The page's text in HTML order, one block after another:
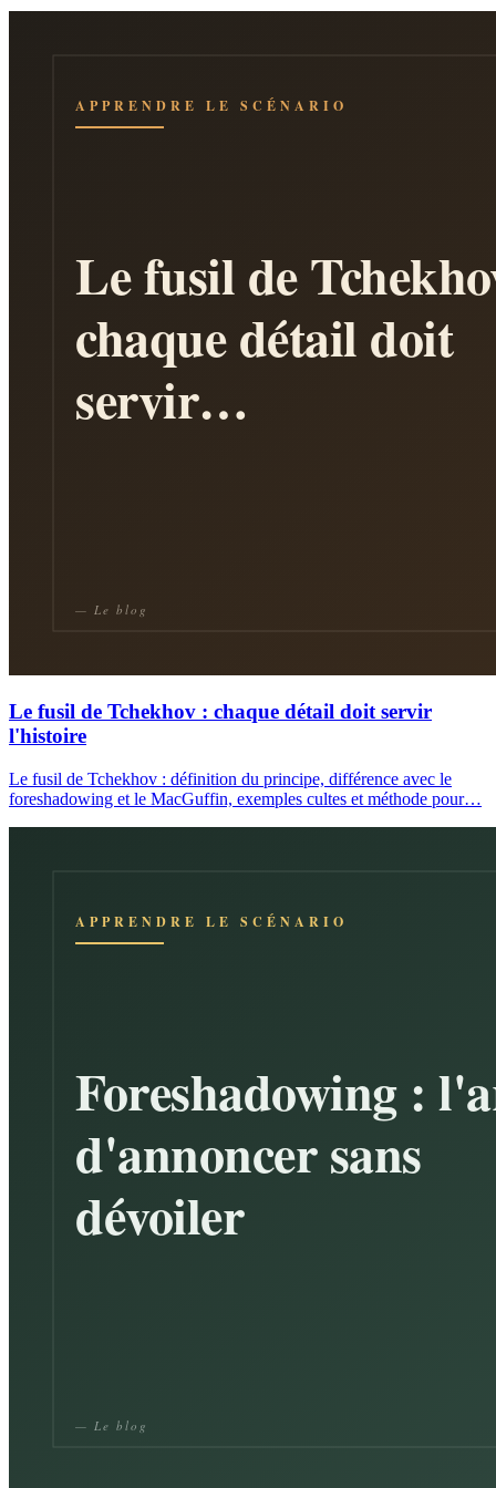
Le fusil de Tchekhov : chaque détail doit servir
l'histoire
Le fusil de Tchekhov : définition du principe, différence avec le
foreshadowing et le MacGuffin, exemples cultes et méthode pour…